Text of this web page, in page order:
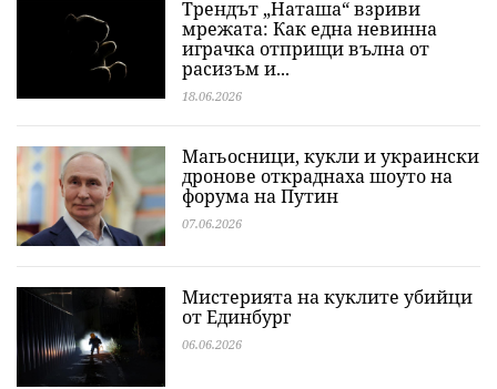
Трендът „Наташа“ взриви
мрежата: Как една невинна
играчка отприщи вълна от
расизъм и...
18.06.2026
Магьосници, кукли и украински
дронове откраднаха шоуто на
форума на Путин
07.06.2026
Мистерията на куклите убийци
от Единбург
06.06.2026